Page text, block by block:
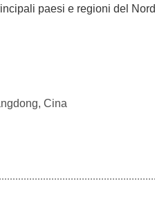
paesi e regioni del Nord
Cina